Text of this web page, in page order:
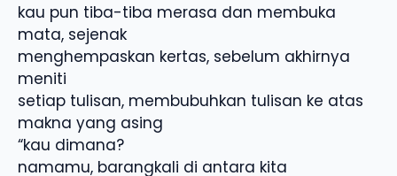
kau pun tiba-tiba merasa dan membuka
mata, sejenak
menghempaskan kertas, sebelum akhirnya
meniti
setiap tulisan, membubuhkan tulisan ke atas
makna yang asing
“kau dimana?
namamu, barangkali di antara kita